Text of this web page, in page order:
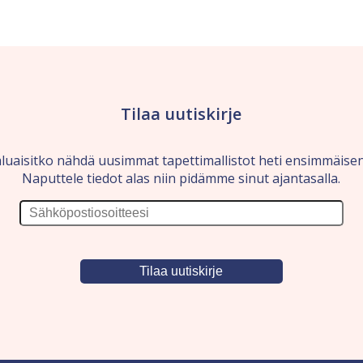
Tilaa uutiskirje
nähdä uusimmat tapettimallistot heti
Naputtele tiedot alas niin pidämme sinut ajantasalla.